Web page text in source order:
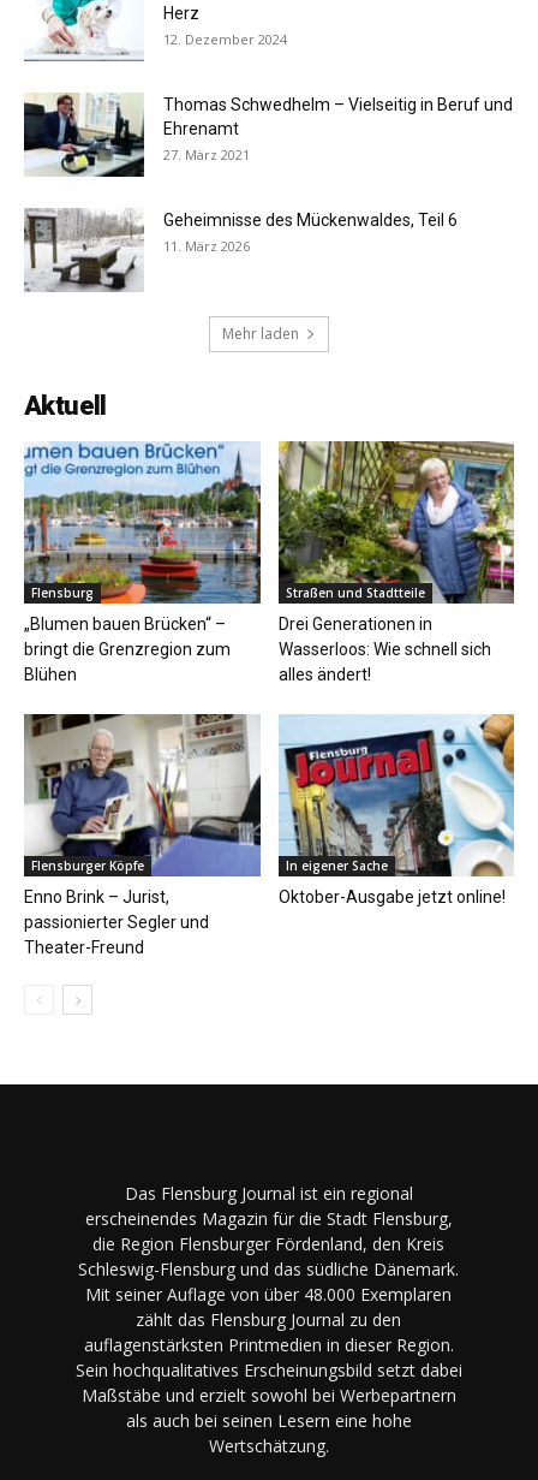
Herz
12. Dezember 2024
Thomas Schwedhelm – Vielseitig in Beruf und
Ehrenamt
27. März 2021
Geheimnisse des Mückenwaldes, Teil 6
11. März 2026
Mehr laden
Aktuell
Flensburg
„Blumen bauen Brücken“ –
bringt die Grenzregion zum
Blühen
Straßen und Stadtteile
Drei Generationen in
Wasserloos: Wie schnell sich
alles ändert!
Flensburger Köpfe
Enno Brink – Jurist,
passionierter Segler und
Theater-Freund
In eigener Sache
Oktober-Ausgabe jetzt online!
Das Flensburg Journal ist ein regional
erscheinendes Magazin für die Stadt Flensburg,
die Region Flensburger Fördenland, den Kreis
Schleswig-Flensburg und das südliche Dänemark.
Mit seiner Auflage von über 48.000 Exemplaren
zählt das Flensburg Journal zu den
auflagenstärksten Printmedien in dieser Region.
Sein hochqualitatives Erscheinungsbild setzt dabei
Maßstäbe und erzielt sowohl bei Werbepartnern
als auch bei seinen Lesern eine hohe
Wertschätzung.